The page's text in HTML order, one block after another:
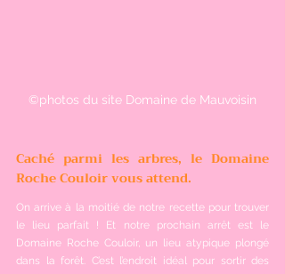
©photos du site Domaine de Mauvoisin
Caché parmi les arbres, le Domaine
Roche Couloir vous attend.
On arrive à la moitié de notre recette pour trouver
le lieu parfait ! Et notre prochain arrêt est le
Domaine Roche Couloir, un lieu atypique plongé
dans la forêt. C’est l’endroit idéal pour sortir des